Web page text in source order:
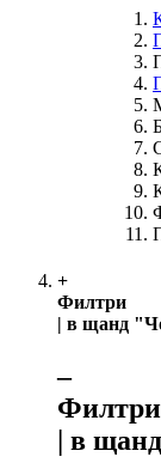
+
Филтри
| в щанд
‒
Филтри
| в